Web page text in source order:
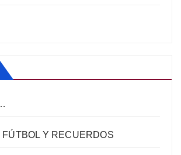
Y RECUERDOS